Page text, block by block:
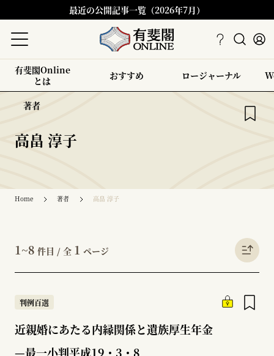
最近の公開記事一覧（2026年7月）
有斐閣Online
とは
おすすめ ロージャーナル
著者
高畠 淳子
Home 著者 高畠 淳子
1~8 件目 / 全 1 ページ
判例百選
近親婚にあたる内縁関係と遺族厚生年金
—最一小判平成19・3・8